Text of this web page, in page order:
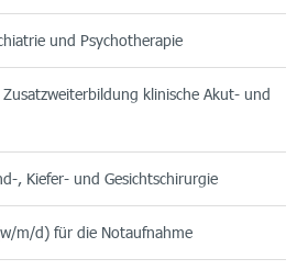
und Psychotherapie
klinische Akut- und
, Kiefer- und Gesichtschirurgie
m/d) für die Notaufnahme